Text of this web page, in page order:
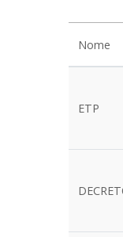
Nome
ETP